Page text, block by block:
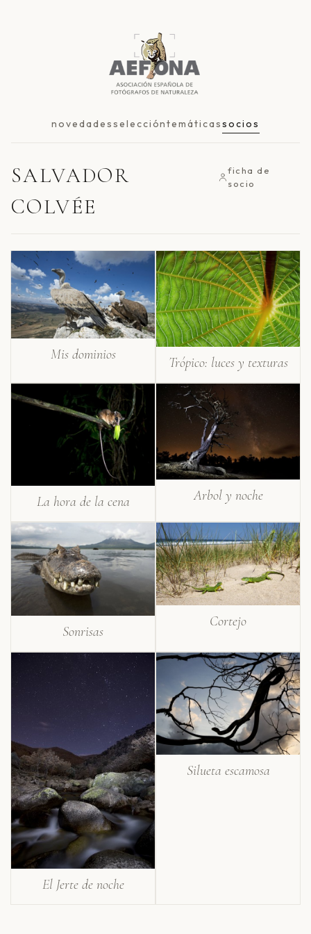
novedadesseleccióntemáticassocios
SALVADOR
COLVÉE
ficha de
socio
Mis dominios
Trópico: luces y texturas
La hora de la cena Arbol y noche
Sonrisas
Cortejo
El Jerte de noche
Silueta escamosa